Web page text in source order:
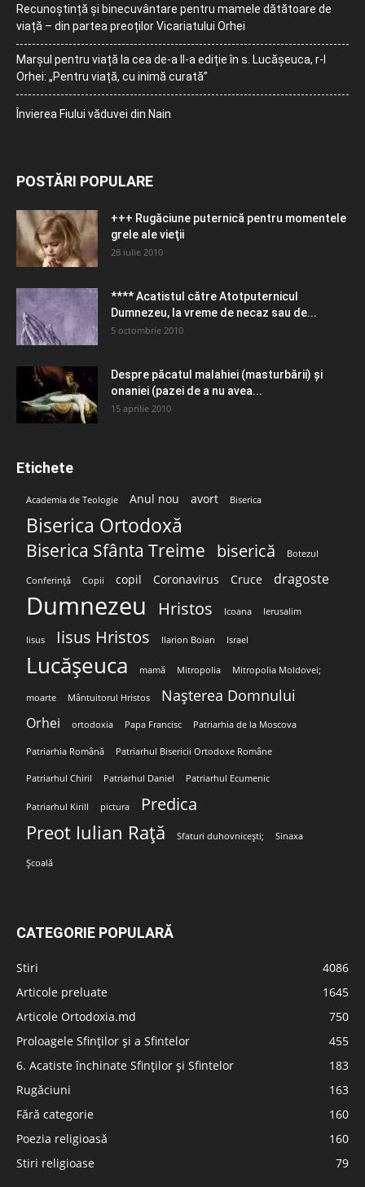
Recunoștință și binecuvântare pentru mamele dătătoare de
viață – din partea preoților Vicariatului Orhei
Marșul pentru viață la cea de-a II-a ediție în s. Lucășeuca, r-l
Orhei: „Pentru viață, cu inimă curată”
Învierea Fiului văduvei din Nain
POSTĂRI POPULARE
+++ Rugăciune puternică pentru momentele
grele ale vieţii
28 iulie 2010
**** Acatistul către Atotputernicul
Dumnezeu, la vreme de necaz sau de...
5 octombrie 2010
Despre păcatul malahiei (masturbării) şi
onaniei (pazei de a nu avea...
15 aprilie 2010
Etichete
Academia de Teologie Anul nou avort Biserica
Biserica Ortodoxă
Biserica Sfânta Treime biserică Botezul
Conferință Copii copil Coronavirus Cruce dragoste
Dumnezeu Hristos Icoana Ierusalim
Iisus Iisus Hristos Ilarion Boian Israel
Lucășeuca mamă Mitropolia Mitropolia Moldovei;
moarte Mântuitorul Hristos Nașterea Domnului
Orhei ortodoxia Papa Francisc Patriarhia de la Moscova
Patriarhia Română Patriarhul Bisericii Ortodoxe Române
Patriarhul Chiril Patriarhul Daniel Patriarhul Ecumenic
Patriarhul Kirill pictura Predica
Preot Iulian Rață Sfaturi duhovnicești; Sinaxa
Școală
CATEGORIE POPULARĂ
Stiri
4086
Articole preluate
1645
Articole Ortodoxia.md
750
Proloagele Sfinților și a Sfintelor
455
6. Acatiste închinate Sfinților și Sfintelor
183
Rugăciuni
163
Fără categorie
160
Poezia religioasă
160
Stiri religioase
79